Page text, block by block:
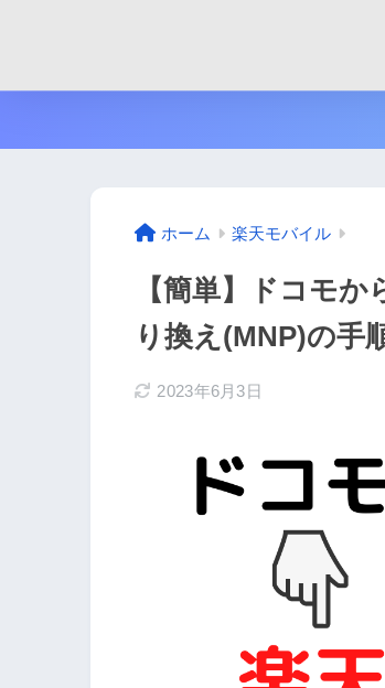
ホーム 楽天モバイル
【簡単】ドコモ
り換え(MNP)の手
2023年6月3日